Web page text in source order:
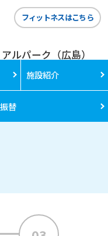
ルパーク（広島）
フィットネスはこちら
施設紹介
替